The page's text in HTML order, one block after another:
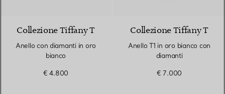
Collezione Tiffany T
Anello con diamanti in oro
bianco
€ 4.800
Collezione Tiffany T
Anello T1 in oro bianco con
diamanti
€ 7.000